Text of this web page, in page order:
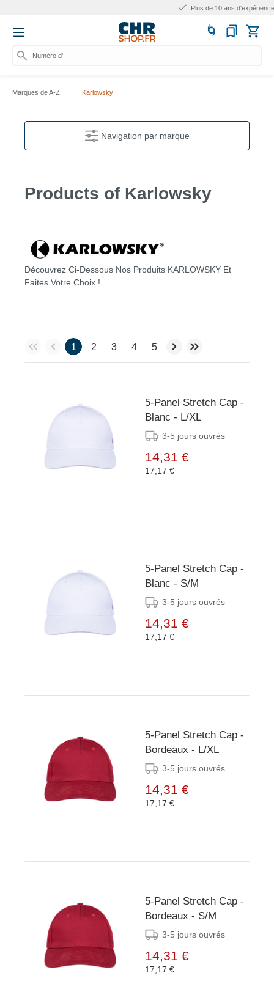
Plus de 10 ans d'expérience
Numéro d'artic
Marques de A-Z Karlowsky
Navigation par marque
Products of Karlowsky
Découvrez Ci-Dessous Nos Produits KARLOWSKY Et
Faites Votre Choix !
1 2 3 4 5
5-Panel Stretch Cap -
Blanc - L/XL
3-5 jours ouvrés
14,31 €
17,17 €
5-Panel Stretch Cap -
Blanc - S/M
3-5 jours ouvrés
14,31 €
17,17 €
5-Panel Stretch Cap -
Bordeaux - L/XL
3-5 jours ouvrés
14,31 €
17,17 €
5-Panel Stretch Cap -
Bordeaux - S/M
3-5 jours ouvrés
14,31 €
17,17 €